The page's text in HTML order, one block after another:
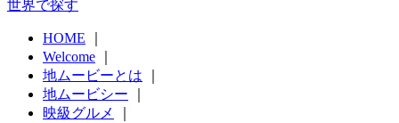
世界で探す
HOME
Welcome
地ムービーとは
地ムービシー
映級グルメ